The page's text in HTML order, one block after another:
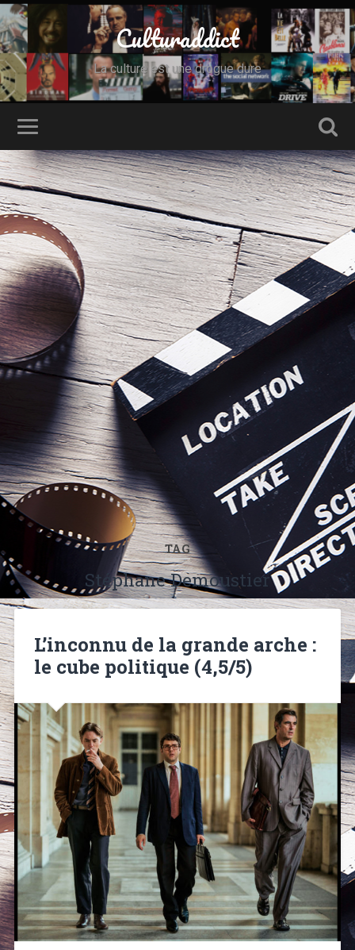
Culturaddict
La culture est une drogue dure
TAG
Stéphane Demoustier
L’inconnu de la grande arche :
le cube politique (4,5/5)